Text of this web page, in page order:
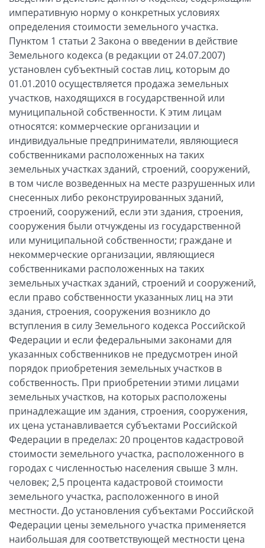
императивную норму о конкретных условиях
определения стоимости земельного участка.
Пунктом 1 статьи 2 Закона о введении в действие
Земельного кодекса (в редакции от 24.07.2007)
установлен субъектный состав лиц, которым до
01.01.2010 осуществляется продажа земельных
участков, находящихся в государственной или
муниципальной собственности. К этим лицам
относятся: коммерческие организации и
индивидуальные предприниматели, являющиеся
собственниками расположенных на таких
земельных участках зданий, строений, сооружений,
в том числе возведенных на месте разрушенных или
снесенных либо реконструированных зданий,
строений, сооружений, если эти здания, строения,
сооружения были отчуждены из государственной
или муниципальной собственности; граждане и
некоммерческие организации, являющиеся
собственниками расположенных на таких
земельных участках зданий, строений и сооружений,
если право собственности указанных лиц на эти
здания, строения, сооружения возникло до
вступления в силу Земельного кодекса Российской
Федерации и если федеральными законами для
указанных собственников не предусмотрен иной
порядок приобретения земельных участков в
собственность. При приобретении этими лицами
земельных участков, на которых расположены
принадлежащие им здания, строения, сооружения,
их цена устанавливается субъектами Российской
Федерации в пределах: 20 процентов кадастровой
стоимости земельного участка, расположенного в
городах с численностью населения свыше 3 млн.
человек; 2,5 процента кадастровой стоимости
земельного участка, расположенного в иной
местности. До установления субъектами Российской
Федерации цены земельного участка применяется
наибольшая для соответствующей местности цена